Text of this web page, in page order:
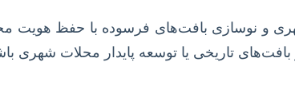
و نوسازی بافت‌های فرسوده با حفظ هویت
تاریخی یا توسعه پایدار محلات شهری